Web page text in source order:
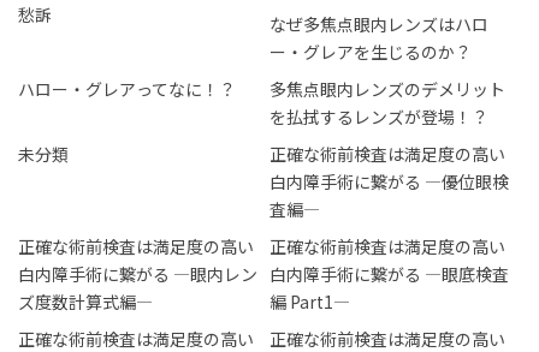
愁訴
なぜ多焦点眼内レンズはハロ
ー・グレアを生じるのか？
ハロー・グレアってなに！？
多焦点眼内レンズのデメリット
を払拭するレンズが登場！？
未分類
正確な術前検査は満足度の高い
白内障手術に繋がる ―優位眼検
査編―
正確な術前検査は満足度の高い
白内障手術に繋がる ―眼内レン
ズ度数計算式編―
正確な術前検査は満足度の高い
白内障手術に繋がる ―眼底検査
編 Part1―
正確な術前検査は満足度の高い
正確な術前検査は満足度の高い